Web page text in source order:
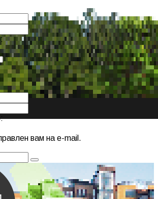
вам на e-mail.